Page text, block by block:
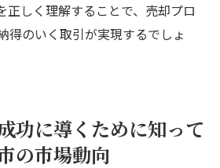
正しく理解することで、売却プロ
得のいく取引が実現するでしょ
功に導くために知って
の市場動向